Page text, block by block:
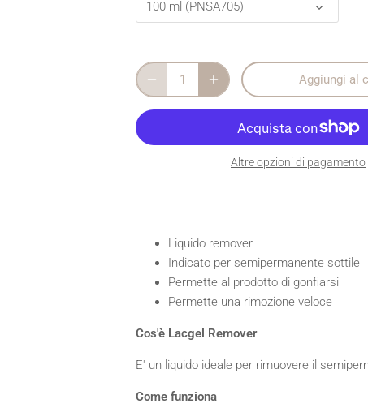
100 ml (PNSA705)
Aggiungi al
Altre opzioni di pagamento
Liquido remover
Indicato per semipermanente sottile
Permette al prodotto di gonfiarsi
Permette una rimozione veloce
Cos'è Lacgel Remover
E' un liquido ideale per rimuovere il
Come funziona